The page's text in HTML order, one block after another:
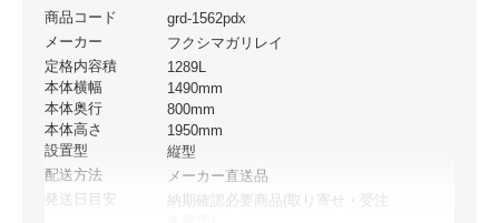
商品コード
grd-1562pdx
メーカー
フクシマガリレイ
定格内容積
1289L
本体横幅
1490mm
本体奥行
800mm
本体高さ
1950mm
設置型
縦型
配送方法
メーカー直送品
発送日目安
納期確認必要商品(取り寄せ・受注